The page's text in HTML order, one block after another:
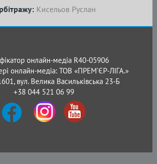
Кисельов Руслан
онлайн-медіа R40-05906
онлайн-медіа: ТОВ «ПРЕМ’ЄР-ЛІГА.»
вул. Велика Васильківська 23-Б
+38 044 521 06 99